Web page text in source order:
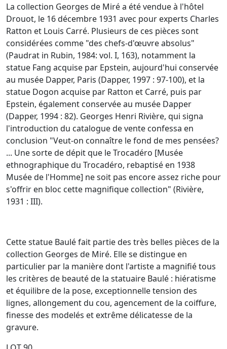
La collection Georges de Miré a été vendue à l'hôtel
Drouot, le 16 décembre 1931 avec pour experts Charles
Ratton et Louis Carré. Plusieurs de ces pièces sont
considérées comme "des chefs-d'œuvre absolus"
(Paudrat in Rubin, 1984: vol. I, 163), notamment la
statue Fang acquise par Epstein, aujourd'hui conservée
au musée Dapper, Paris (Dapper, 1997 : 97-100), et la
statue Dogon acquise par Ratton et Carré, puis par
Epstein, également conservée au musée Dapper
(Dapper, 1994 : 82). Georges Henri Rivière, qui signa
l'introduction du catalogue de vente confessa en
conclusion "Veut-on connaître le fond de mes pensées?
... Une sorte de dépit que le Trocadéro [Musée
ethnographique du Trocadéro, rebaptisé en 1938
Musée de l'Homme] ne soit pas encore assez riche pour
s'offrir en bloc cette magnifique collection" (Rivière,
1931 : III).
Cette statue Baulé fait partie des très belles pièces de la
collection Georges de Miré. Elle se distingue en
particulier par la manière dont l'artiste a magnifié tous
les critères de beauté de la statuaire Baulé : hiératisme
et équilibre de la pose, exceptionnelle tension des
lignes, allongement du cou, agencement de la coiffure,
finesse des modelés et extrême délicatesse de la
gravure.